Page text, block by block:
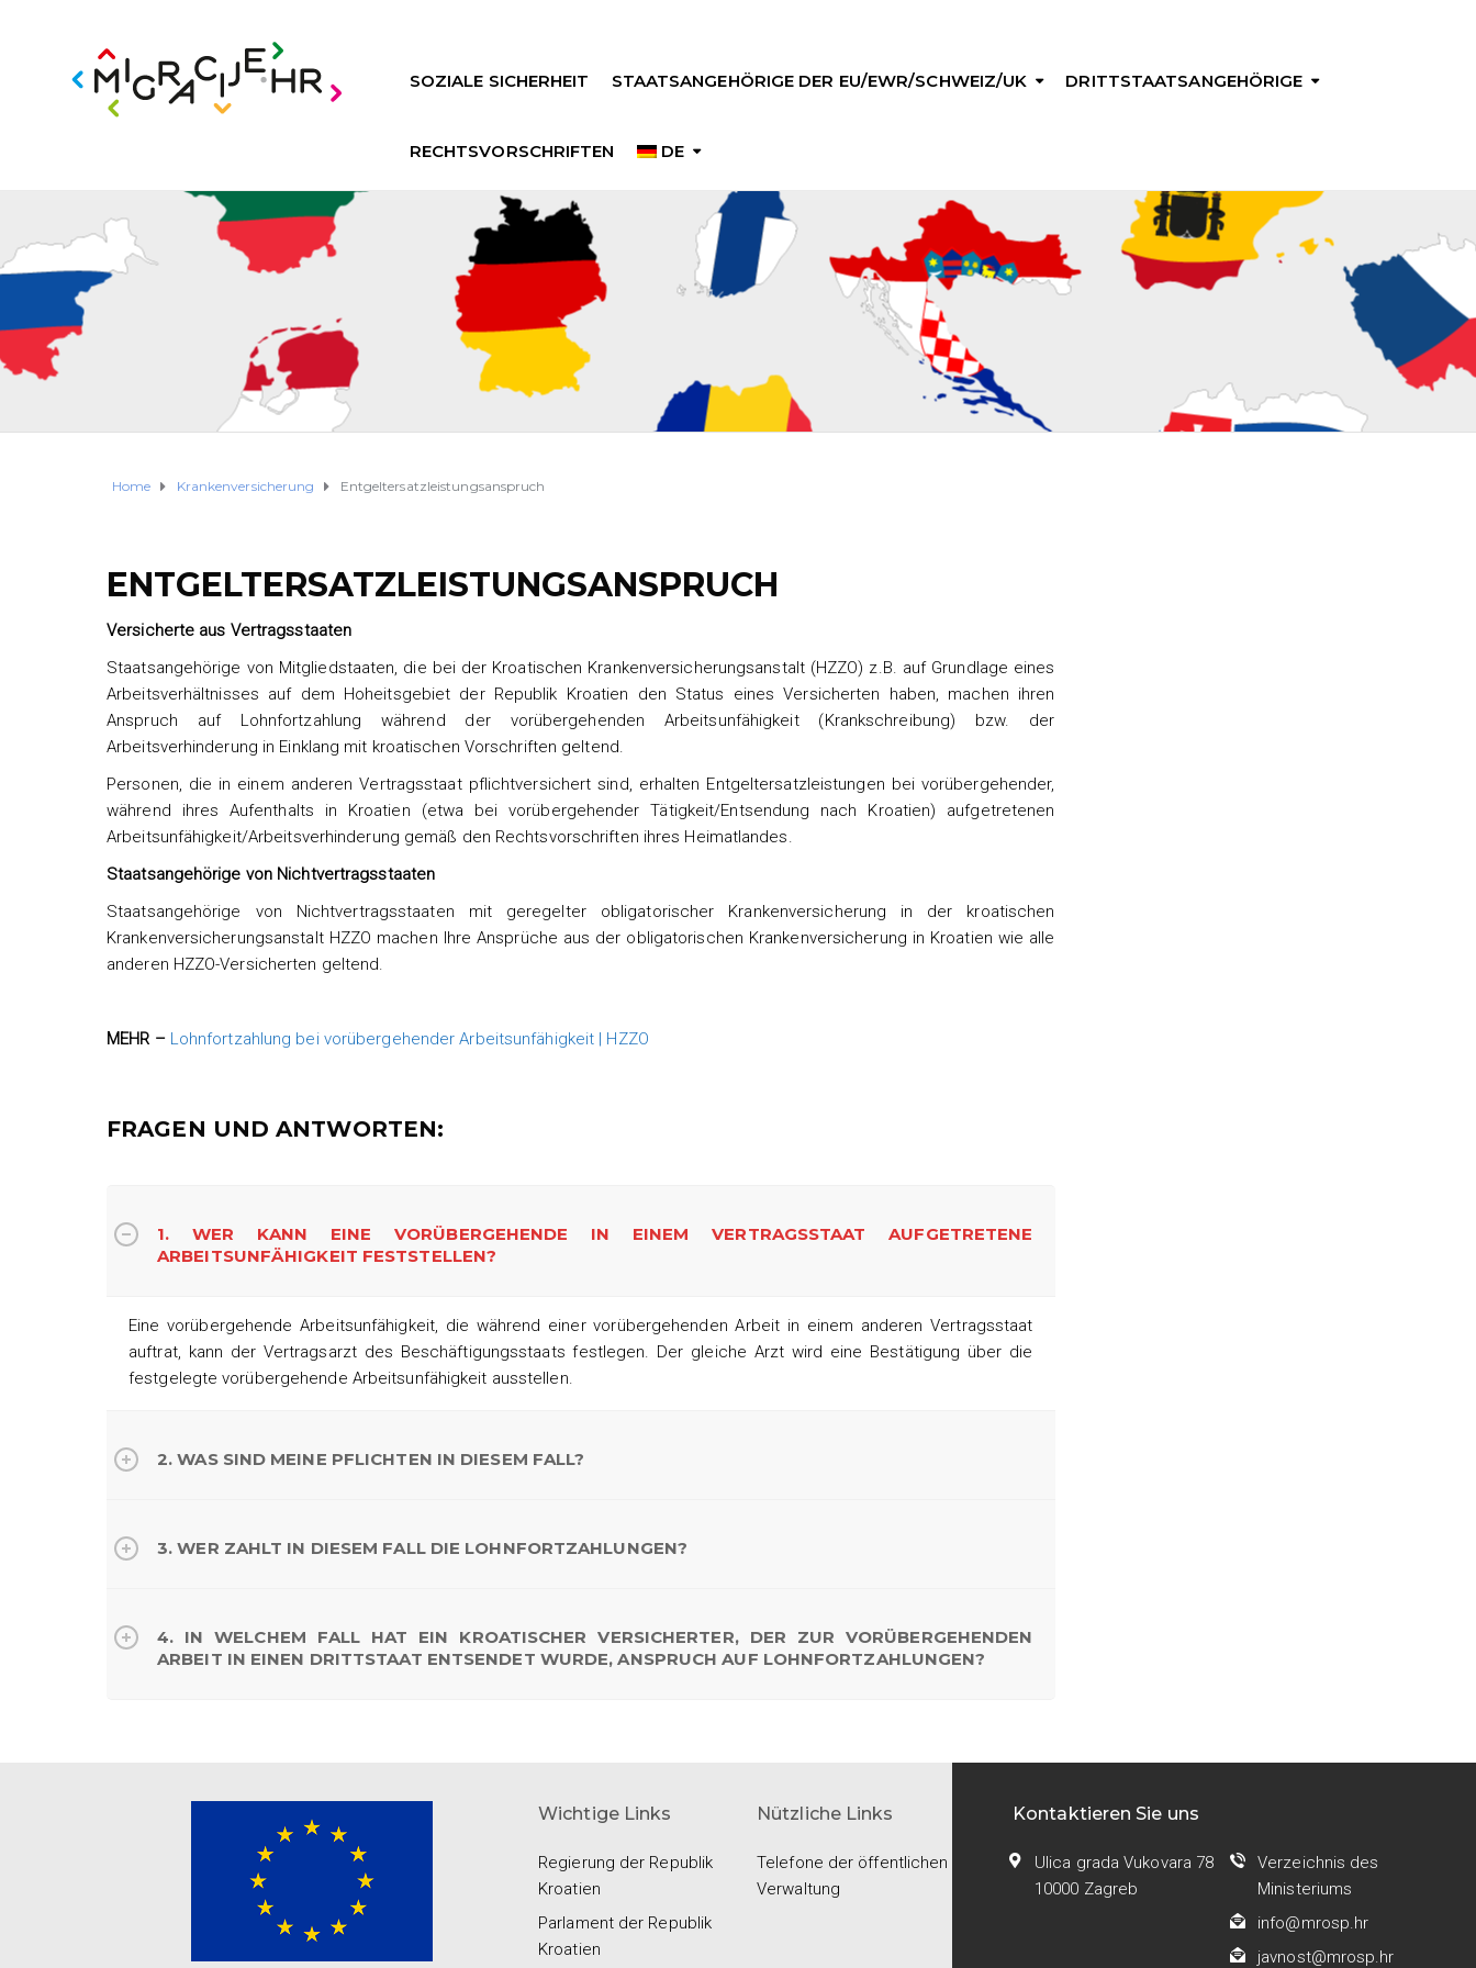
SOZIALE SICHERHEIT STAATSANGEHÖRIGE DER EU/EWR/SCHWEIZ/UK DRITTSTAATSANGEHÖRIGE
RECHTSVORSCHRIFTEN DE
Home Krankenversicherung Entgeltersatzleistungsanspruch
ENTGELTERSATZLEISTUNGSANSPRUCH
Versicherte aus Vertragsstaaten
Staatsangehörige von Mitgliedstaaten, die bei der Kroatischen Krankenversicherungsanstalt (HZZO) z.B. auf Grundlage eines
Arbeitsverhältnisses auf dem Hoheitsgebiet der Republik Kroatien den Status eines Versicherten haben, machen ihren
Anspruch auf Lohnfortzahlung während der vorübergehenden Arbeitsunfähigkeit (Krankschreibung) bzw. der
Arbeitsverhinderung in Einklang mit kroatischen Vorschriften geltend.
Personen, die in einem anderen Vertragsstaat pflichtversichert sind, erhalten Entgeltersatzleistungen bei vorübergehender,
während ihres Aufenthalts in Kroatien (etwa bei vorübergehender Tätigkeit/Entsendung nach Kroatien) aufgetretenen
Arbeitsunfähigkeit/Arbeitsverhinderung gemäß den Rechtsvorschriften ihres Heimatlandes.
Staatsangehörige von Nichtvertragsstaaten
Staatsangehörige von Nichtvertragsstaaten mit geregelter obligatorischer Krankenversicherung in der kroatischen
Krankenversicherungsanstalt HZZO machen Ihre Ansprüche aus der obligatorischen Krankenversicherung in Kroatien wie alle
anderen HZZO-Versicherten geltend.
MEHR – Lohnfortzahlung bei vorübergehender Arbeitsunfähigkeit | HZZO
FRAGEN UND ANTWORTEN:
1. WER KANN EINE VORÜBERGEHENDE IN EINEM VERTRAGSSTAAT AUFGETRETENE
ARBEITSUNFÄHIGKEIT FESTSTELLEN?
Eine vorübergehende Arbeitsunfähigkeit, die während einer vorübergehenden Arbeit in einem anderen Vertragsstaat
auftrat, kann der Vertragsarzt des Beschäftigungsstaats festlegen. Der gleiche Arzt wird eine Bestätigung über die
festgelegte vorübergehende Arbeitsunfähigkeit ausstellen.
2. WAS SIND MEINE PFLICHTEN IN DIESEM FALL?
3. WER ZAHLT IN DIESEM FALL DIE LOHNFORTZAHLUNGEN?
4. IN WELCHEM FALL HAT EIN KROATISCHER VERSICHERTER, DER ZUR VORÜBERGEHENDEN
ARBEIT IN EINEN DRITTSTAAT ENTSENDET WURDE, ANSPRUCH AUF LOHNFORTZAHLUNGEN?
Wichtige Links
Regierung der Republik
Kroatien
Parlament der Republik
Kroatien
Nützliche Links
Telefone der öffentlichen
Verwaltung
Kontaktieren Sie uns
Ulica grada Vukovara 78
10000 Zagreb
Verzeichnis des
Ministeriums
info@mrosp.hr
javnost@mrosp.hr